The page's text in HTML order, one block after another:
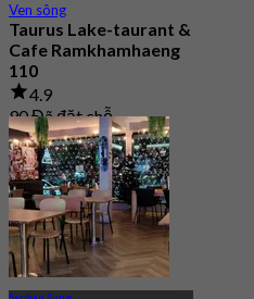
Ven sông
Taurus Lake-taurant &
Cafe Ramkhamhaeng
110
4.9
90 Đã đặt chỗ
Từ฿ 549.5